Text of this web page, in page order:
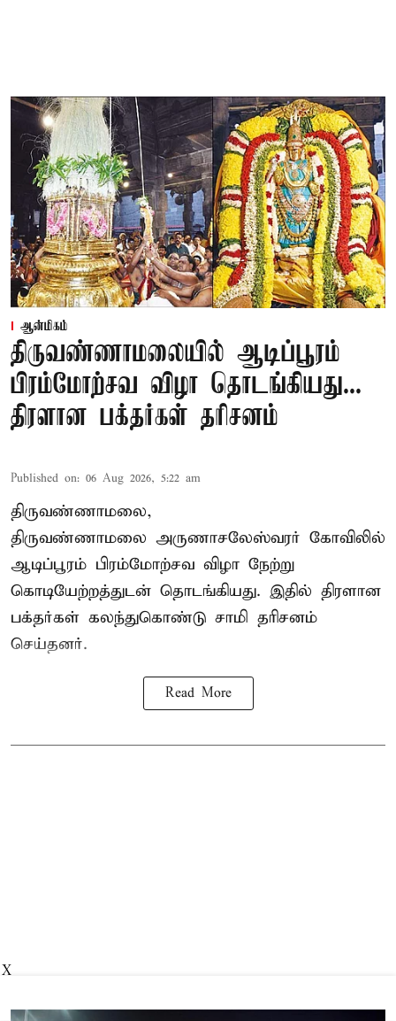
ஆன்மிகம்
திருவண்ணாமலையில் ஆடிப்பூரம்
பிரம்மோற்சவ விழா தொடங்கியது...
திரளான பக்தர்கள் தரிசனம்
Published on: 06 Aug 2026, 5:22 am
திருவண்ணாமலை,
திருவண்ணாமலை அருணாசலேஸ்வரர் கோவிலில்
ஆடிப்பூரம் பிரம்மோற்சவ விழா நேற்று
கொடியேற்றத்துடன் தொடங்கியது. இதில் திரளான
பக்தர்கள் கலந்துகொண்டு சாமி தரிசனம்
செய்தனர்.
Read More
X